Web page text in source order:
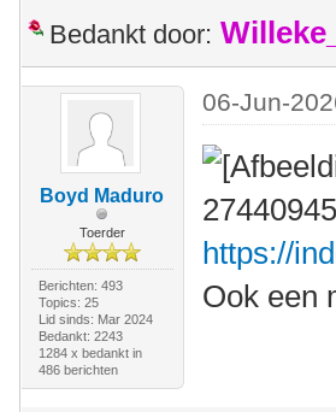
Bedankt door:
Boyd Maduro
Toerder
Berichten: 493
Topics: 25
Lid sinds: Mar 2024
Bedankt: 2243
1284 x bedankt in
486 berichten
06-Jun-
https://
Ook een